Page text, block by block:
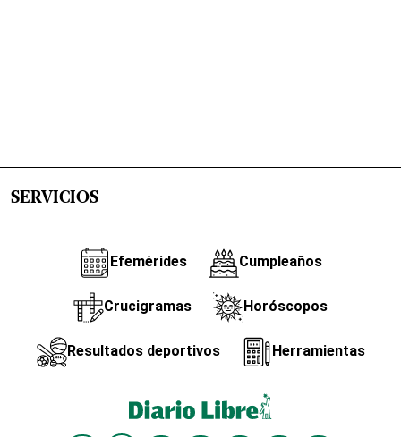
SERVICIOS
Efemérides Cumpleaños
Crucigramas Horóscopos
Resultados deportivos Herramientas